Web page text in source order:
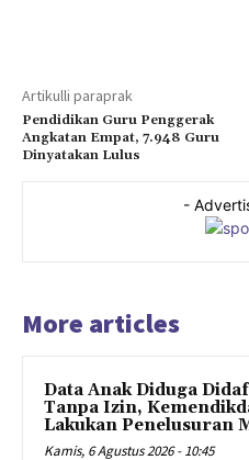
Artikulli paraprak
Pendidikan Guru Penggerak
Angkatan Empat, 7.948 Guru
Dinyatakan Lulus
-
More articles
Data Anak Diduga
Tanpa Izin,
Lakukan Penelusuran
Kamis, 6 Agustus 2026 - 10:45